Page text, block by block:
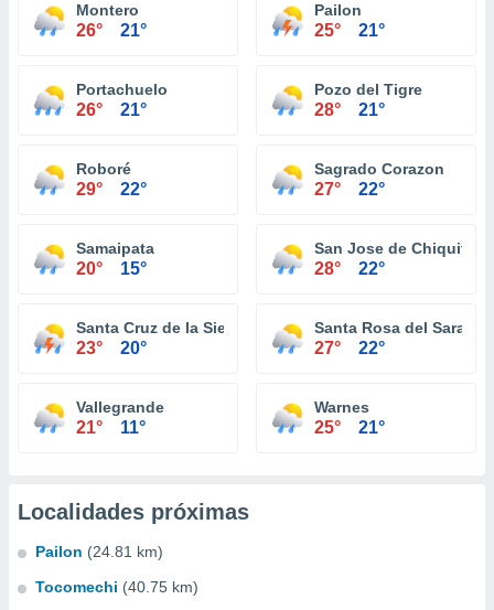
Montero
26° 21°
Pailon
25° 21°
Portachuelo
26° 21°
Pozo del Tigre
28° 21°
Roboré
29° 22°
Sagrado Corazon
27° 22°
Samaipata
20° 15°
San Jose de Chiquitos
28° 22°
Santa Cruz de la Sierra
23° 20°
Santa Rosa del Sara
27° 22°
Vallegrande
21° 11°
Warnes
25° 21°
Localidades próximas
Pailon (24.81 km)
Tocomechi (40.75 km)